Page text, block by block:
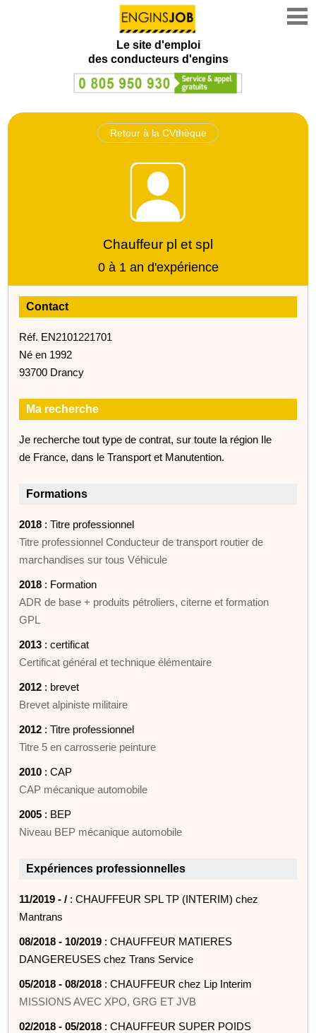
Le site d'emploi
des conducteurs d'engins
Retour à la CVthèque
Chauffeur pl et spl
0 à 1 an d'expérience
Contact
Réf. EN2101221701
Né en 1992
93700 Drancy
Ma recherche
Je recherche tout type de contrat, sur toute la région Ile
de France, dans le Transport et Manutention.
Formations
2018 : Titre professionnel
Titre professionnel Conducteur de transport routier de
marchandises sur tous Véhicule
2018 : Formation
ADR de base + produits pétroliers, citerne et formation
GPL
2013 : certificat
Certificat général et technique élémentaire
2012 : brevet
Brevet alpiniste militaire
2012 : Titre professionnel
Titre 5 en carrosserie peinture
2010 : CAP
CAP mécanique automobile
2005 : BEP
Niveau BEP mécanique automobile
Expériences professionnelles
11/2019 - / : CHAUFFEUR SPL TP (INTERIM) chez
Mantrans
08/2018 - 10/2019 : CHAUFFEUR MATIERES
DANGEREUSES chez Trans Service
05/2018 - 08/2018 : CHAUFFEUR chez Lip Interim
MISSIONS AVEC XPO, GRG ET JVB
02/2018 - 05/2018 : CHAUFFEUR SUPER POIDS